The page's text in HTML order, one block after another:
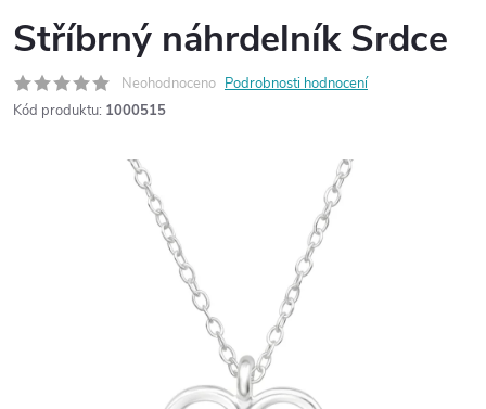
Stříbrný náhrdelník Srdce
Neohodnoceno Podrobnosti hodnocení
Kód produktu: 1000515